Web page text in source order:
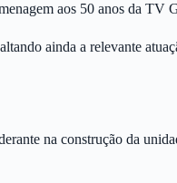
aos 50 anos da TV
ainda a relevante
na construção da